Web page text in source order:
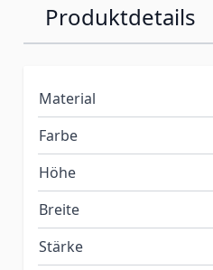
Produktdetails
Material
Farbe
Höhe
Breite
Stärke